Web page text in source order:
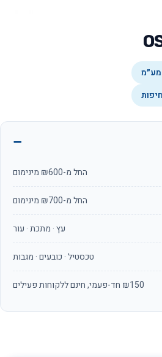
החל מ-₪600 מינימום
החל מ-₪700 מינימום
עץ · מתכת · עור
טכסטיל · כובעים · מגבות
₪150 חד-פעמי, חינם ללקוחות פעילים